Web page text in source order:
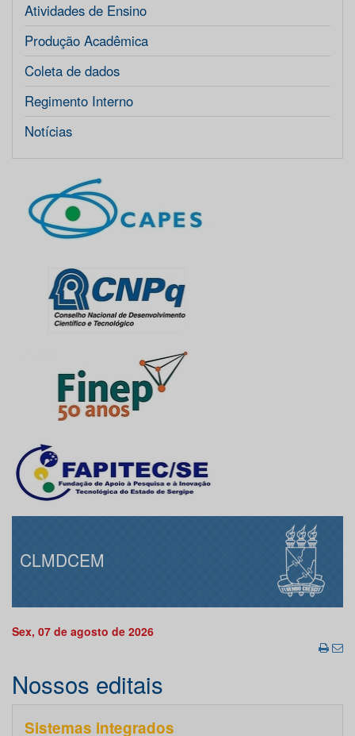
Atividades de Ensino
Produção Acadêmica
Coleta de dados
Regimento Interno
Notícias
CLMDCEM
Sex, 07 de agosto de 2026
Nossos editais
Sistemas integrados